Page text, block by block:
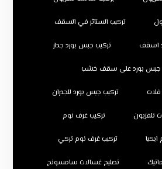
تركيب الستائر في السقف
اسقف تركيب جبس بورد جدار
جبس بورد على سقف خشب
تركيب جبس بورد للجدران
تلفزيون تركيب غرف نوم
تركيب غرف نوم تركي
تصليح غسالات سامسونج